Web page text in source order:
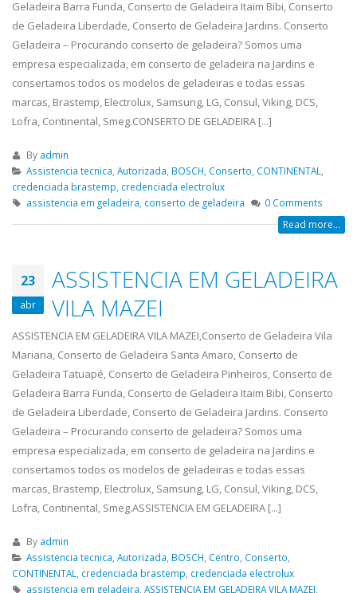
Geladeira Barra Funda, Conserto de Geladeira Itaim Bibi, Conserto
de Geladeira Liberdade, Conserto de Geladeira Jardins. Conserto
Geladeira – Procurando conserto de geladeira? Somos uma
empresa especializada, em conserto de geladeira na Jardins e
consertamos todos os modelos de geladeiras e todas essas
marcas, Brastemp, Electrolux, Samsung, LG, Consul, Viking, DCS,
Lofra, Continental, Smeg.CONSERTO DE GELADEIRA [...]
By admin
Assistencia tecnica, Autorizada, BOSCH, Conserto, CONTINENTAL,
credenciada brastemp, credenciada electrolux
assistencia em geladeira, conserto de geladeira 0 Comments
Read more...
23
abr
ASSISTENCIA EM GELADEIRA
VILA MAZEI
ASSISTENCIA EM GELADEIRA VILA MAZEI,Conserto de Geladeira Vila
Mariana, Conserto de Geladeira Santa Amaro, Conserto de
Geladeira Tatuapé, Conserto de Geladeira Pinheiros, Conserto de
Geladeira Barra Funda, Conserto de Geladeira Itaim Bibi, Conserto
de Geladeira Liberdade, Conserto de Geladeira Jardins. Conserto
Geladeira – Procurando conserto de geladeira? Somos uma
empresa especializada, em conserto de geladeira na Jardins e
consertamos todos os modelos de geladeiras e todas essas
marcas, Brastemp, Electrolux, Samsung, LG, Consul, Viking, DCS,
Lofra, Continental, Smeg.ASSISTENCIA EM GELADEIRA [...]
By admin
Assistencia tecnica, Autorizada, BOSCH, Centro, Conserto,
CONTINENTAL, credenciada brastemp, credenciada electrolux
assistencia em geladeira, ASSISTENCIA EM GELADEIRA VILA MAZEI,